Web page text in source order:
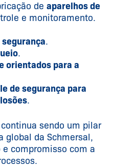
de aparelhos de
e monitoramento.
.
.
orientados para a
de segurança para
.
sendo um pilar
global da Schmersal,
compromisso com a